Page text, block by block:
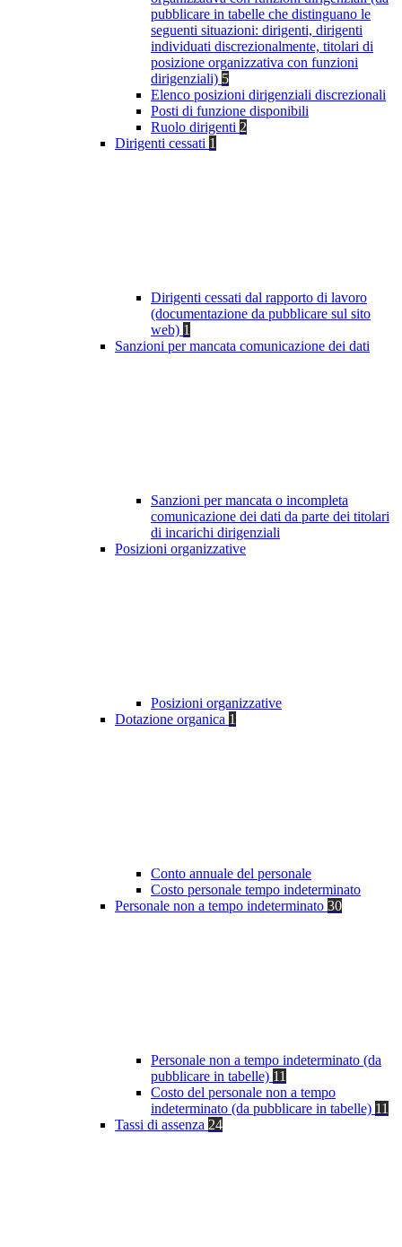
pubblicare in tabelle che distinguano le
seguenti situazioni: dirigenti, dirigenti
individuati discrezionalmente, titolari di
posizione organizzativa con funzioni
dirigenziali) 5
Elenco posizioni dirigenziali discrezionali
Posti di funzione disponibili
Ruolo dirigenti 2
Dirigenti cessati 1
Dirigenti cessati dal rapporto di lavoro
(documentazione da pubblicare sul sito
web) 1
Sanzioni per mancata comunicazione dei dati
Sanzioni per mancata o incompleta
comunicazione dei dati da parte dei titolari
di incarichi dirigenziali
Posizioni organizzative
Posizioni organizzative
Dotazione organica 1
Conto annuale del personale
Costo personale tempo indeterminato
Personale non a tempo indeterminato 30
Personale non a tempo indeterminato (da
pubblicare in tabelle) 11
Costo del personale non a tempo
indeterminato (da pubblicare in tabelle) 11
Tassi di assenza 24